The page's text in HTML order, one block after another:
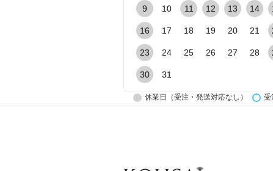
5. 商品等、機
ーケティング活
6. 調査のご協
8. 利用者の当社
10. アフターサ
9 10 11 12 13 14
16 17 18 19 20 21
23 24 25 26 27 28
30 31
休業日（受注・発送対応なし） 受